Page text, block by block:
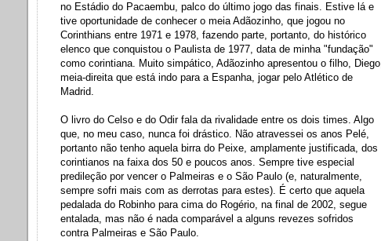
no Estádio do Pacaembu, palco do último jogo das finais. Estive lá e
tive oportunidade de conhecer o meia Adãozinho, que jogou no
Corinthians entre 1971 e 1978, fazendo parte, portanto, do histórico
elenco que conquistou o Paulista de 1977, data de minha "fundação"
como corintiana. Muito simpático, Adãozinho apresentou o filho, Diego,
meia-direita que está indo para a Espanha, jogar pelo Atlético de
Madrid.
O livro do Celso e do Odir fala da rivalidade entre os dois times. Algo
que, no meu caso, nunca foi drástico. Não atravessei os anos Pelé,
portanto não tenho aquela birra do Peixe, amplamente justificada, dos
corintianos na faixa dos 50 e poucos anos. Sempre tive especial
predileção por vencer o Palmeiras e o São Paulo (e, naturalmente,
sempre sofri mais com as derrotas para estes). É certo que aquela
pedalada do Robinho para cima do Rogério, na final de 2002, segue
entalada, mas não é nada comparável a alguns revezes sofridos
contra Palmeiras e São Paulo.